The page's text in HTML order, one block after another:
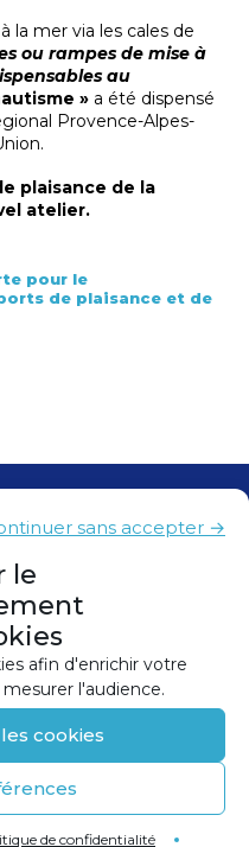
le
afin d'enrichir votre
l'audience.
cookies
sans accepter →
de confidentialité
la mer via les cales de
ou rampes de mise à
au
» a été dispensé
Provence-Alpes-
plaisance de la
atelier.
pour le
de plaisance et de